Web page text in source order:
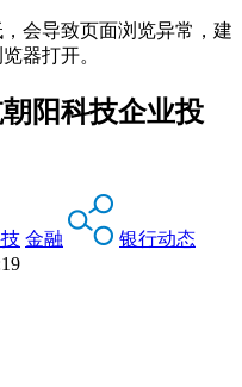
会导致页面浏览异常，建
器打开。
阳科技企业投
金融
银行动态